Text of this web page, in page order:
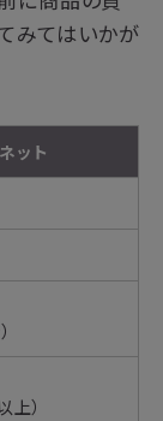
みてはいかが
ット
）